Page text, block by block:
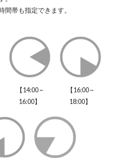
間帯も指定できます。
【14:00 ~
16:00】
【16:00 ~
18:00】